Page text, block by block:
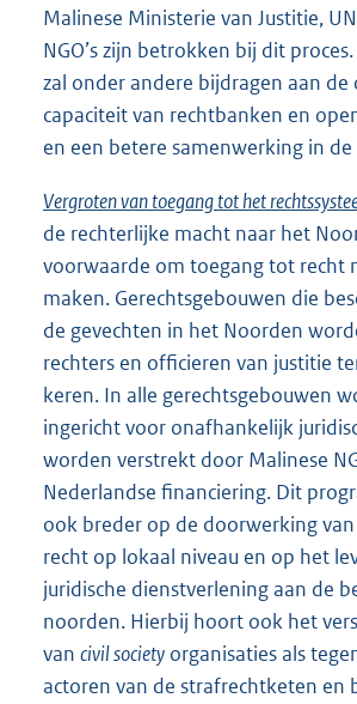
Malinese Ministerie van Justitie,
NGO’s zijn betrokken bij dit
zal onder andere bijdragen aan
capaciteit van rechtbanken en
en een betere samenwerking in
Vergroten van toegang tot het
de rechterlijke macht naar het
voorwaarde om toegang tot recht
maken. Gerechtsgebouwen die
de gevechten in het Noorden
rechters en officieren van justitie
keren. In alle gerechtsgebouwen
ingericht voor onafhankelijk
worden verstrekt door Malinese
Nederlandse financiering. Dit
ook breder op de doorwerking
recht op lokaal niveau en op het
juridische dienstverlening aan de
noorden. Hierbij hoort ook het
van civil society organisaties als
actoren van de strafrechtketen en